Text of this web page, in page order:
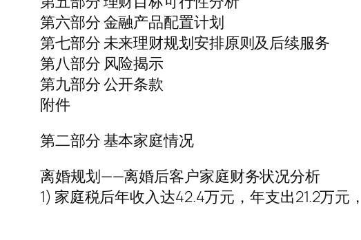
第六部分 金融产品配置计划
第七部分 未来理财规划安排原则及后续服务
第八部分 风险揭示
第九部分 公开条款
附件
第二部分 基本家庭情况
离婚规划——离婚后客户家庭财务状况分析
1) 家庭税后年收入达42.4万元，年支出21.2万